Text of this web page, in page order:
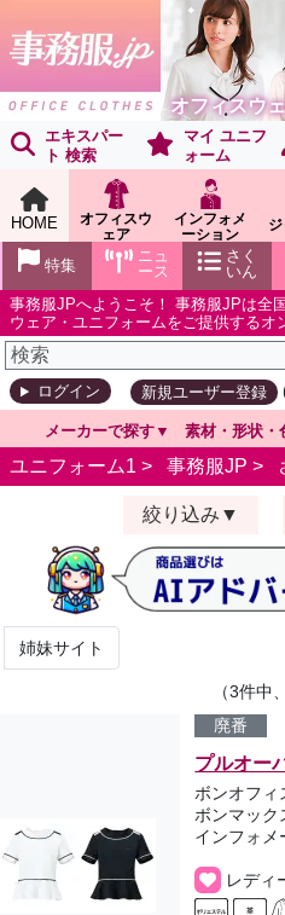
オフィスウ
エキスパー
ト 検索
マイ ユニフ
ォーム
HOME
オフィスウ
ェア
インフォメ
ーション
ショールー
ム
さく
いん
ニュ
ース
特集
事務服JPへようこそ！ 事務服JPは全
ウェア・ユニフォームをご提供するオ
ログイン 新規ユーザー登録
メーカーで探す 素材・形状・
ユニフォーム1 > 事務服JP >
絞り込み
姉妹サイト
（3件中
廃番
プルオー
ボンオフィ
ボンマッ
インフォメ
レディ